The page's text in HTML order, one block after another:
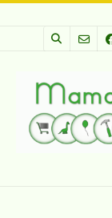
Spring